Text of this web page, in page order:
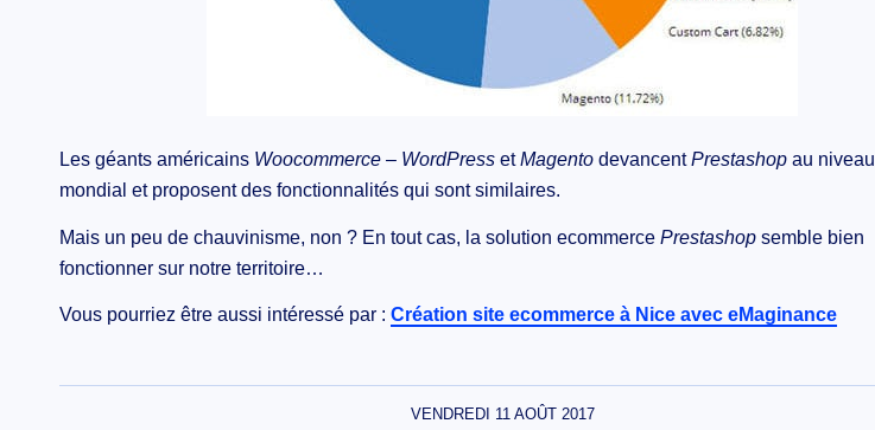
Les géants américains Woocommerce – WordPress etMagento devancentPrestashop au niveau
mondial et proposent des fonctionnalités qui sont similaires.
Mais un peu de chauvinisme, non ? En tout cas, la solution ecommerce Prestashop semble bien
fonctionner sur notre territoire…
Vous pourriez être aussi intéressé par : Création site ecommerce à Nice avec eMaginance
VENDREDI 11 AOÛT 2017